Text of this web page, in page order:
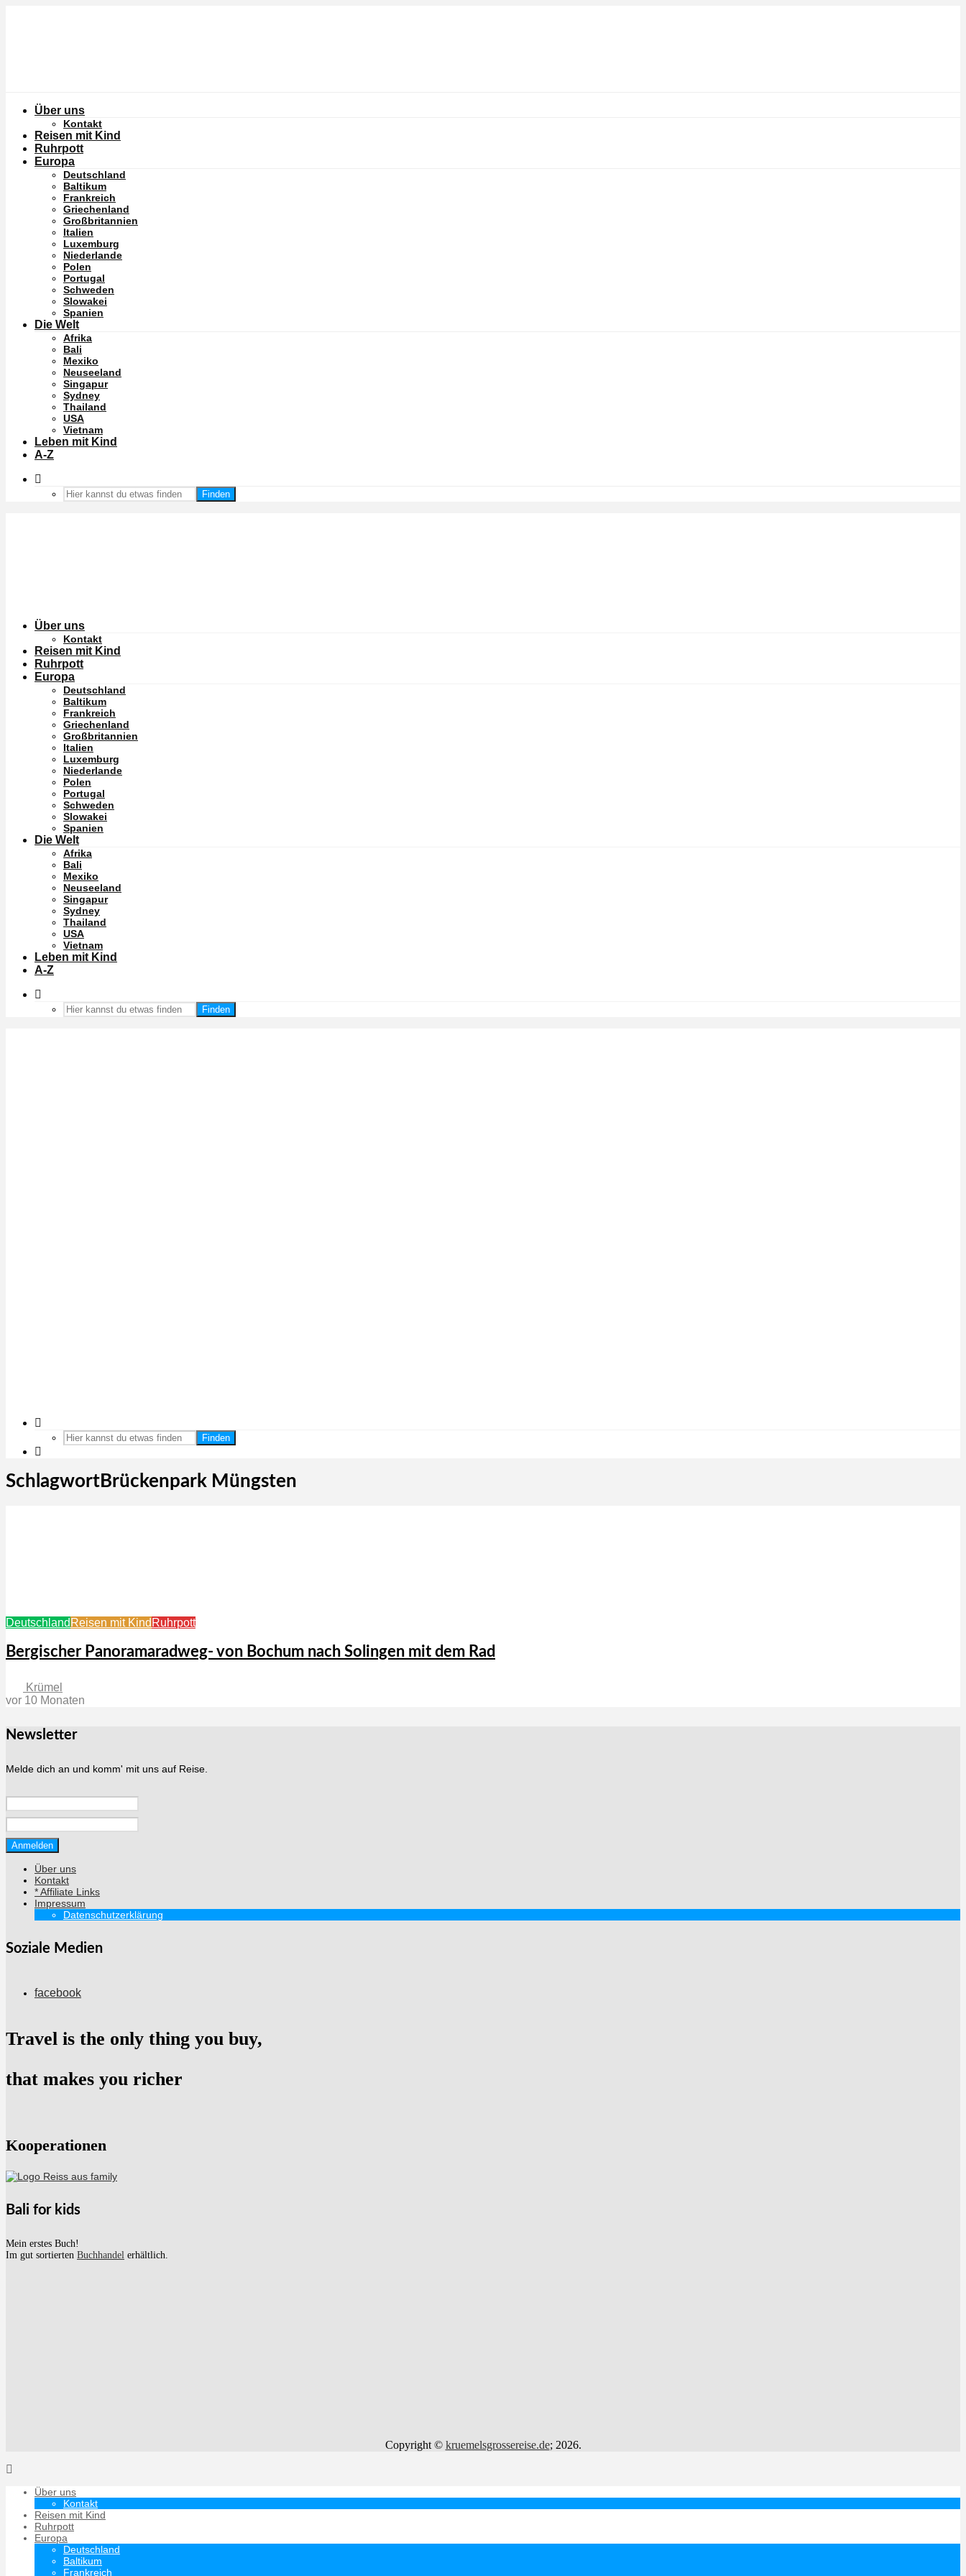
Über uns
Kontakt
Reisen mit Kind
Ruhrpott
Europa
Deutschland
Baltikum
Frankreich
Griechenland
Großbritannien
Italien
Luxemburg
Niederlande
Polen
Portugal
Schweden
Slowakei
Spanien
Die Welt
Afrika
Bali
Mexiko
Neuseeland
Singapur
Sydney
Thailand
USA
Vietnam
Leben mit Kind
A-Z
Finden
Über uns
Kontakt
Reisen mit Kind
Ruhrpott
Europa
Deutschland
Baltikum
Frankreich
Griechenland
Großbritannien
Italien
Luxemburg
Niederlande
Polen
Portugal
Schweden
Slowakei
Spanien
Die Welt
Afrika
Bali
Mexiko
Neuseeland
Singapur
Sydney
Thailand
USA
Vietnam
Leben mit Kind
A-Z
Finden
Finden
SchlagwortBrückenpark Müngsten
Deutschland Reisen mit Kind Ruhrpott
Bergischer Panoramaradweg- von Bochum nach Solingen mit dem Rad
Krümel
vor 10 Monaten
Newsletter
Melde dich an und komm' mit uns auf Reise.
Über uns
Kontakt
* Affiliate Links
Impressum
Datenschutzerklärung
Soziale Medien
facebook
Travel is the only thing you buy,
that makes you richer
Kooperationen
Bali for kids
Mein erstes Buch!
Im gut sortierten Buchhandel erhältlich.
Copyright © kruemelsgrossereise.de; 2026.
Über uns
Kontakt
Reisen mit Kind
Ruhrpott
Europa
Deutschland
Baltikum
Frankreich